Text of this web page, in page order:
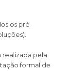
os pré-
realizada pela
formal de